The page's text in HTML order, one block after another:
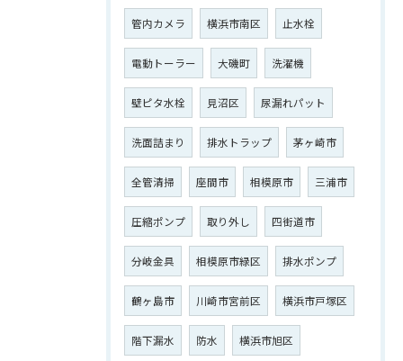
管内カメラ 横浜市南区 止水栓
電動トーラー 大磯町 洗濯機
壁ピタ水栓 見沼区 尿漏れパット
洗面詰まり 排水トラップ 茅ヶ崎市
全管清掃 座間市 相模原市 三浦市
圧縮ポンプ 取り外し 四街道市
分岐金具 相模原市緑区 排水ポンプ
鶴ヶ島市 川崎市宮前区 横浜市戸塚区
階下漏水 防水 横浜市旭区